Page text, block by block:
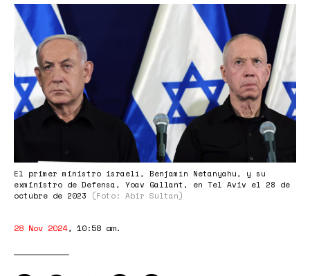
Captura
desde
2024-
11-
27
14-
00.png
El primer ministro israelí, Benjamín Netanyahu, y su
exministro de Defensa, Yoav Gallant, en Tel Aviv el 28 de
octubre de 2023
(Foto: Abir Sultan)
28 Nov 2024, 10:58 am.